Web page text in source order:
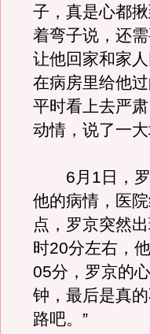
子，真是心都
着弯子说，还
让他回家和家
在病房里给他
平时看上去严
动情，说了一
6月1日，罗
他的病情，医
点，罗京突然
时20分左右，
05分，罗京的
钟，最后是真
路吧。”